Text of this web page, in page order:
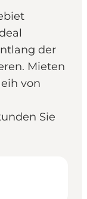
der
Mieten
von
Sie